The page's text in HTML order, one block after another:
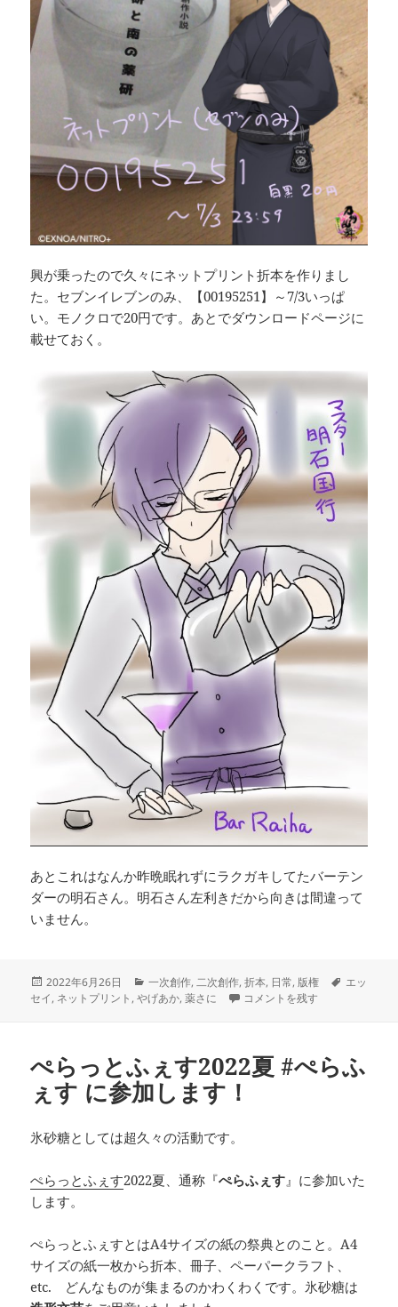
興が乗ったので久々にネットプリント折本を作りまし
た。セブンイレブンのみ、【00195251】～7/3いっぱ
い。モノクロで20円です。あとでダウンロードページに
載せておく。
あとこれはなんか昨晩眠れずにラクガキしてたバーテン
ダーの明石さん。明石さん左利きだから向きは間違って
いません。
投
稿
2022年6月26日
カ
テ
一次創作,二次創作,折本, 日常, 版権
タ
エッ
セイ, ネットプリント ,やげあか,薬さに ご本納品！ に
コメントを残す
ぺらっとふぇす2022夏 #ぺらふ
ぇす に参加します！
氷砂糖としては超久々の活動です。
ぺらっとふぇす2022夏、通称『ぺらふぇす 』に参加いた
します。
ぺらっとふぇすとはA4サイズの紙の祭典とのこと。A4
サイズの紙一枚から折本、冊子、ペーパークラフト、
etc. どんなものが集まるのかわくわくです。氷砂糖は